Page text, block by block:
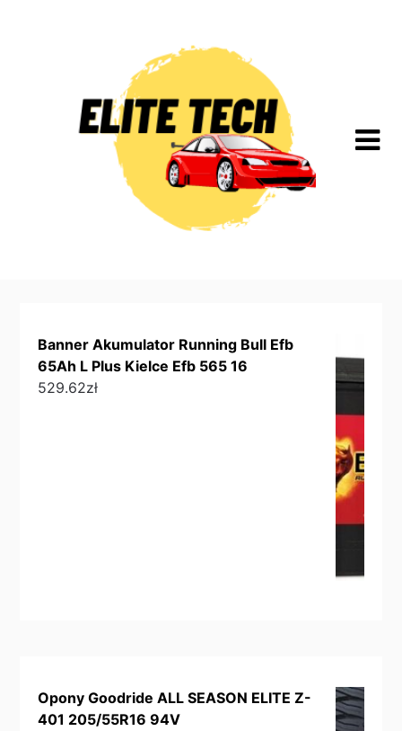
Banner Akumulator Running Bull Efb
65Ah L Plus Kielce Efb 565 16
529.62zł
Opony Goodride ALL SEASON ELITE Z-
401 205/55R16 94V